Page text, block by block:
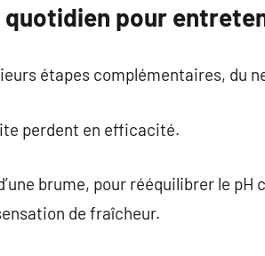
pour
étapes complémentaires, du
perdent en efficacité.
brume, pour rééquilibrer le pH
de fraîcheur.